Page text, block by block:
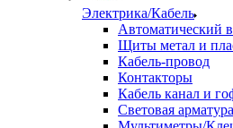
Электрика/Кабель
Автоматический
Щиты метал и
Кабель-провод
Контакторы
Кабель канал и
Световая арматура